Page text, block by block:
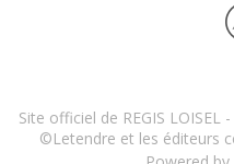
Site officiel de REGIS LOISEL -
©Letendre et les éditeurs